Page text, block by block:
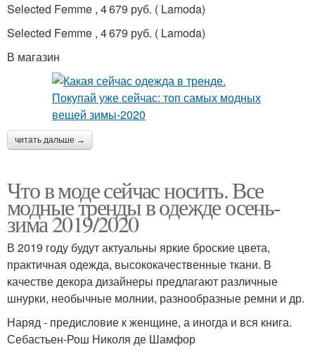
Selected Femme , 4 679 руб. ( Lamoda)
Selected Femme , 4 679 руб. ( Lamoda)
В магазин
читать дальше →
Что в моде сейчас носить. Все
модные тренды в одежде осень-
зима 2019/2020
В 2019 году будут актуальны яркие броские цвета,
практичная одежда, высококачественные ткани. В
качестве декора дизайнеры предлагают различные
шнурки, необычные молнии, разнообразные ремни и др.
Наряд - предисловие к женщине, а иногда и вся книга.
Себастьен-Рош Николя де Шамфор